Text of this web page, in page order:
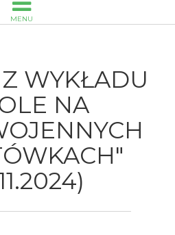
MENU
WYKŁADU
NA